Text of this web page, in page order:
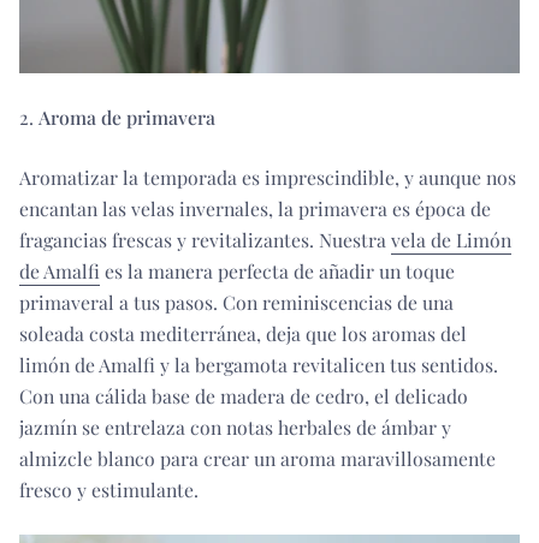
2. Aroma de primavera
Aromatizar la temporada es imprescindible, y aunque nos
encantan las velas invernales, la primavera es época de
fragancias frescas y revitalizantes. Nuestra vela de Limón
de Amalfi es la manera perfecta de añadir un toque
primaveral a tus pasos. Con reminiscencias de una
soleada costa mediterránea, deja que los aromas del
limón de Amalfi y la bergamota revitalicen tus sentidos.
Con una cálida base de madera de cedro, el delicado
jazmín se entrelaza con notas herbales de ámbar y
almizcle blanco para crear un aroma maravillosamente
fresco y estimulante.